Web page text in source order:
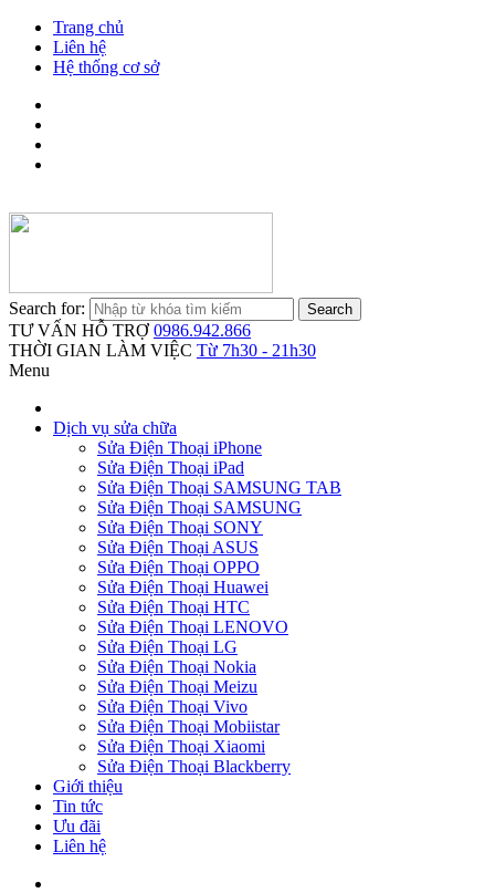
Trang chủ
Liên hệ
Hệ thống cơ sở
Search for:
TƯ VẤN HỖ TRỢ 0986.942.866
THỜI GIAN LÀM VIỆC Từ 7h30 - 21h30
Menu
Dịch vụ sửa chữa
Sửa Điện Thoại iPhone
Sửa Điện Thoại iPad
Sửa Điện Thoại SAMSUNG TAB
Sửa Điện Thoại SAMSUNG
Sửa Điện Thoại SONY
Sửa Điện Thoại ASUS
Sửa Điện Thoại OPPO
Sửa Điện Thoại Huawei
Sửa Điện Thoại HTC
Sửa Điện Thoại LENOVO
Sửa Điện Thoại LG
Sửa Điện Thoại Nokia
Sửa Điện Thoại Meizu
Sửa Điện Thoại Vivo
Sửa Điện Thoại Mobiistar
Sửa Điện Thoại Xiaomi
Sửa Điện Thoại Blackberry
Giới thiệu
Tin tức
Ưu đãi
Liên hệ